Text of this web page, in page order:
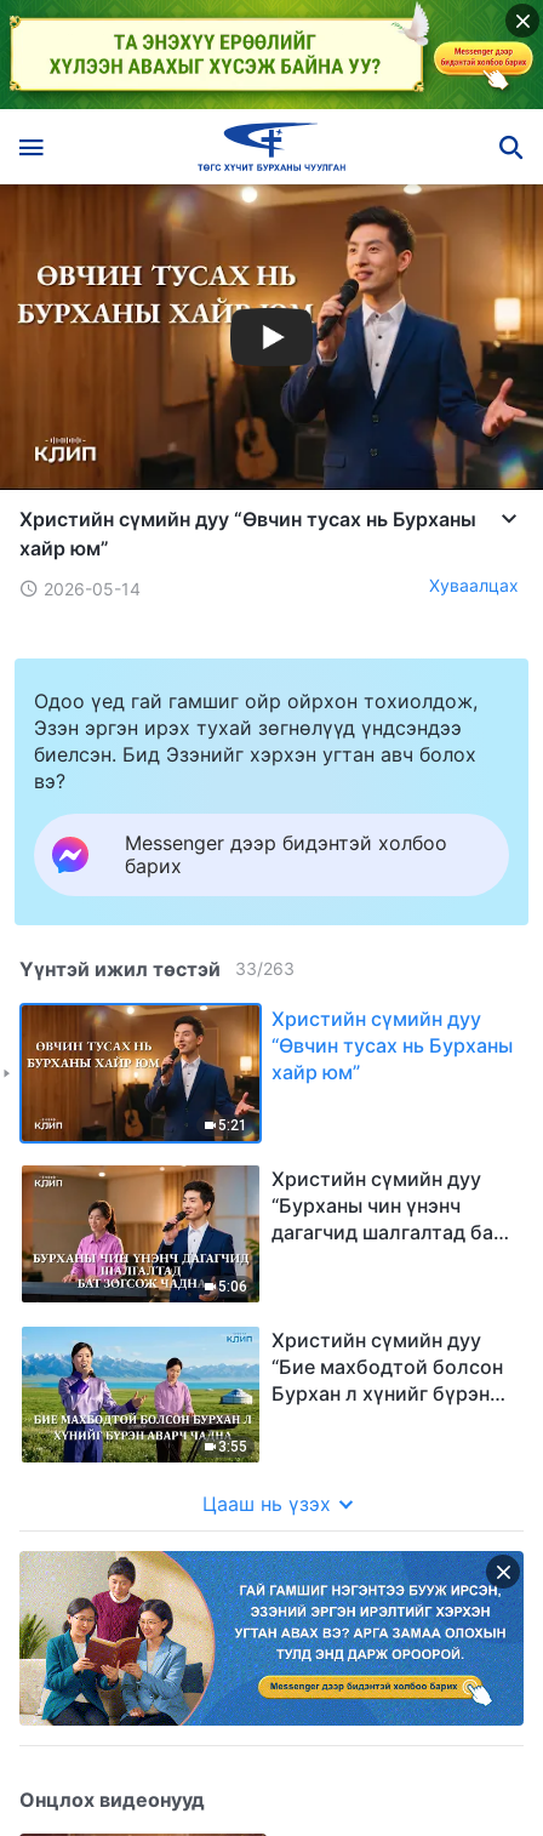
Христийн сүмийн дуу “Өвчин тусах нь Бурханы
хайр юм”
2026-05-14 Хуваалцах
Одоо үед гай гамшиг ойр ойрхон тохиолдож,
Эзэн эргэн ирэх тухай зөгнөлүүд үндсэндээ
биелсэн. Бид Эзэнийг хэрхэн угтан авч болох
вэ?
Messenger дээр бидэнтэй холбоо
барих
Үүнтэй ижил төстэй 33/263
5:21
Христийн сүмийн дуу
“Өвчин тусах нь Бурханы
хайр юм”
5:06
Христийн сүмийн дуу
“Бурханы чин үнэнч
дагагчид шалгалтад бат
3:55
Христийн сүмийн дуу
“Бие махбодтой болсон
Бурхан л хүнийг бүрэн
Цааш нь үзэх
Онцлох видеонууд